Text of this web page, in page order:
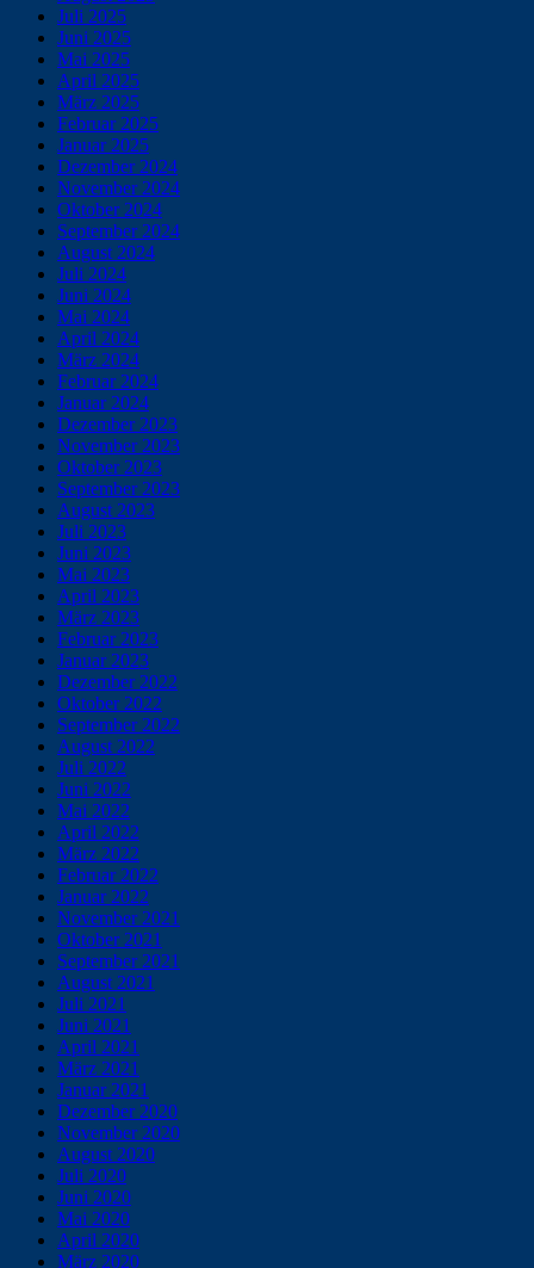
Juli 2025
Juni 2025
Mai 2025
April 2025
März 2025
Februar 2025
Januar 2025
Dezember 2024
November 2024
Oktober 2024
September 2024
August 2024
Juli 2024
Juni 2024
Mai 2024
April 2024
März 2024
Februar 2024
Januar 2024
Dezember 2023
November 2023
Oktober 2023
September 2023
August 2023
Juli 2023
Juni 2023
Mai 2023
April 2023
März 2023
Februar 2023
Januar 2023
Dezember 2022
Oktober 2022
September 2022
August 2022
Juli 2022
Juni 2022
Mai 2022
April 2022
März 2022
Februar 2022
Januar 2022
November 2021
Oktober 2021
September 2021
August 2021
Juli 2021
Juni 2021
April 2021
März 2021
Januar 2021
Dezember 2020
November 2020
August 2020
Juli 2020
Juni 2020
Mai 2020
April 2020
März 2020